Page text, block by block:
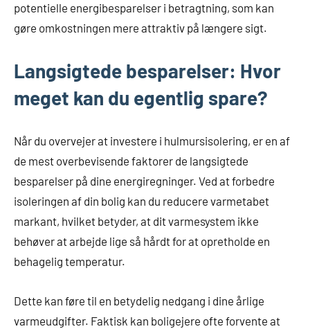
potentielle energibesparelser i betragtning, som kan
gøre omkostningen mere attraktiv på længere sigt.
Langsigtede besparelser: Hvor
meget kan du egentlig spare?
Når du overvejer at investere i hulmursisolering, er en af
de mest overbevisende faktorer de langsigtede
besparelser på dine energiregninger. Ved at forbedre
isoleringen af din bolig kan du reducere varmetabet
markant, hvilket betyder, at dit varmesystem ikke
behøver at arbejde lige så hårdt for at opretholde en
behagelig temperatur.
Dette kan føre til en betydelig nedgang i dine årlige
varmeudgifter. Faktisk kan boligejere ofte forvente at